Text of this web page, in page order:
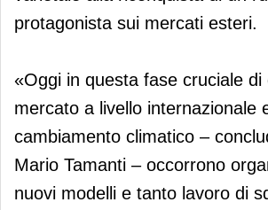
protagonista sui mercati esteri.
«Oggi in questa fase cruciale di
mercato a livello internazionale
cambiamento climatico –
Mario Tamanti – occorrono
nuovi modelli e tanto lavoro di